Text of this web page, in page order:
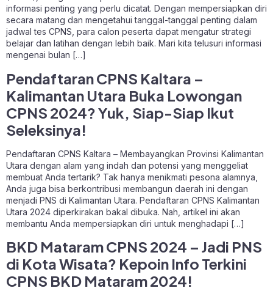
informasi penting yang perlu dicatat. Dengan mempersiapkan diri
secara matang dan mengetahui tanggal-tanggal penting dalam
jadwal tes CPNS, para calon peserta dapat mengatur strategi
belajar dan latihan dengan lebih baik. Mari kita telusuri informasi
mengenai bulan […]
Pendaftaran CPNS Kaltara –
Kalimantan Utara Buka Lowongan
CPNS 2024? Yuk, Siap-Siap Ikut
Seleksinya!
Pendaftaran CPNS Kaltara – Membayangkan Provinsi Kalimantan
Utara dengan alam yang indah dan potensi yang menggeliat
membuat Anda tertarik? Tak hanya menikmati pesona alamnya,
Anda juga bisa berkontribusi membangun daerah ini dengan
menjadi PNS di Kalimantan Utara. Pendaftaran CPNS Kalimantan
Utara 2024 diperkirakan bakal dibuka. Nah, artikel ini akan
membantu Anda mempersiapkan diri untuk menghadapi […]
BKD Mataram CPNS 2024 – Jadi PNS
di Kota Wisata? Kepoin Info Terkini
CPNS BKD Mataram 2024!